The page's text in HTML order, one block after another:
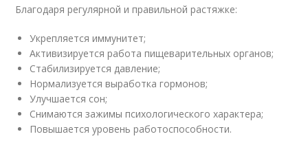
Благодаря регулярной и правильной растяжке:
Укрепляется иммунитет;
Активизируется работа пищеварительных органов;
Стабилизируется давление;
Нормализуется выработка гормонов;
Улучшается сон;
Снимаются зажимы психологического характера;
Повышается уровень работоспособности.